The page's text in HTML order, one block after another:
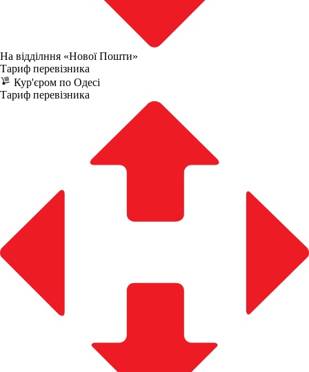
На відділння «Нової Пошти»
Тариф перевізника
Кур'єром по Одесі
Тариф перевізника